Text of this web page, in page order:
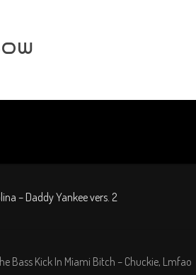
– Daddy Yankee vers. 2
Bass Kick In Miami Bitch – Chuckie, Lmfao